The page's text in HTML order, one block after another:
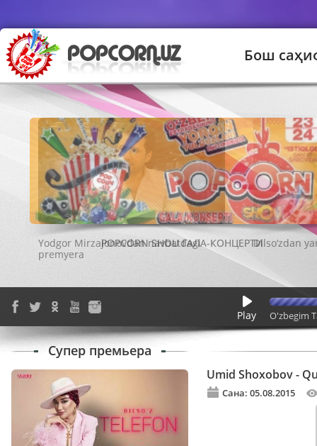
Бош
POPCORN SHOU ГАЛА-КОНЦЕРТИ
Play O'zbegim
Umid Shoxobov -
Сана: 05.08.2015
Супер премьера